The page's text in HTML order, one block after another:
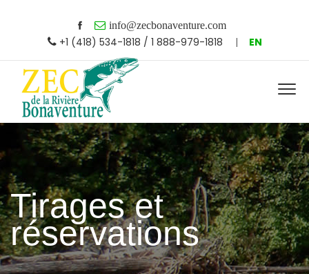
info@zecbonaventure.com
+1 (418) 534-1818 / 1 888-979-1818 | EN
Tirages et
réservations